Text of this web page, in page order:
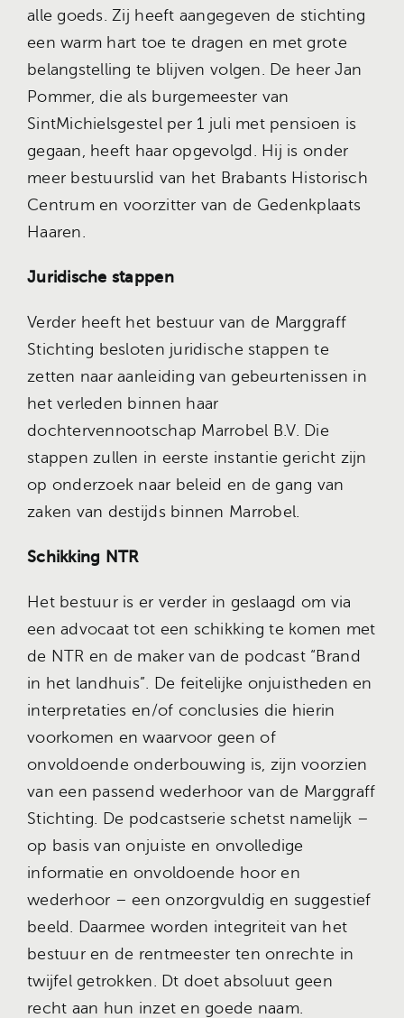
alle goeds. Zij heeft aangegeven de stichting
een warm hart toe te dragen en met grote
belangstelling te blijven volgen. De heer Jan
Pommer, die als burgemeester van
SintMichielsgestel per 1 juli met pensioen is
gegaan, heeft haar opgevolgd. Hij is onder
meer bestuurslid van het Brabants Historisch
Centrum en voorzitter van de Gedenkplaats
Haaren.
Juridische stappen
Verder heeft het bestuur van de Marggraff
Stichting besloten juridische stappen te
zetten naar aanleiding van gebeurtenissen in
het verleden binnen haar
dochtervennootschap Marrobel B.V. Die
stappen zullen in eerste instantie gericht zijn
op onderzoek naar beleid en de gang van
zaken van destijds binnen Marrobel.
Schikking NTR
Het bestuur is er verder in geslaagd om via
een advocaat tot een schikking te komen met
de NTR en de maker van de podcast “Brand
in het landhuis”. De feitelijke onjuistheden en
interpretaties en/of conclusies die hierin
voorkomen en waarvoor geen of
onvoldoende onderbouwing is, zijn voorzien
van een passend wederhoor van de Marggraff
Stichting. De podcastserie schetst namelijk –
op basis van onjuiste en onvolledige
informatie en onvoldoende hoor en
wederhoor – een onzorgvuldig en suggestief
beeld. Daarmee worden integriteit van het
bestuur en de rentmeester ten onrechte in
twijfel getrokken. Dt doet absoluut geen
recht aan hun inzet en goede naam.